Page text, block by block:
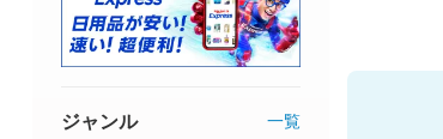
ジャンル 一覧